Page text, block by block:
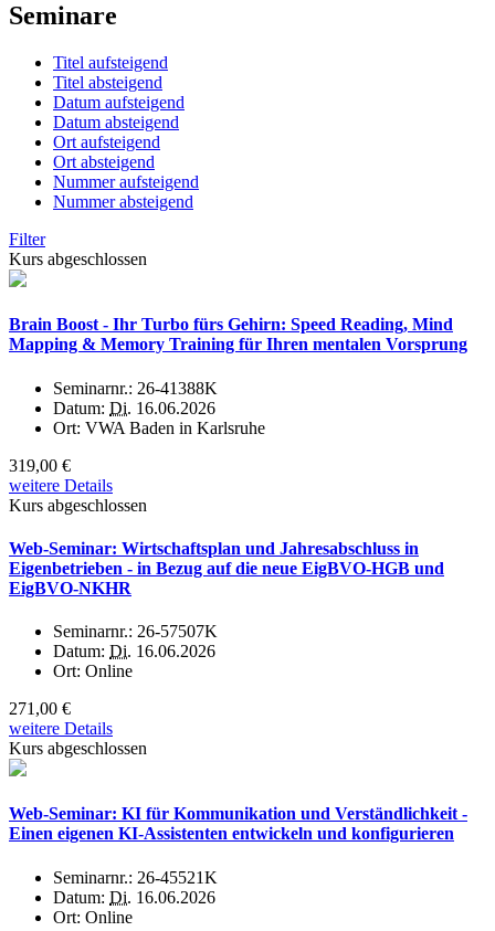
Seminare
Titel aufsteigend
Titel absteigend
Datum aufsteigend
Datum absteigend
Ort aufsteigend
Ort absteigend
Nummer aufsteigend
Nummer absteigend
Filter
Kurs abgeschlossen
Brain Boost - Ihr Turbo fürs Gehirn: Speed Reading, Mind
Mapping & Memory Training für Ihren mentalen Vorsprung
Seminarnr.: 26-41388K
Datum: Di. 16.06.2026
Ort: VWA Baden in Karlsruhe
319,00 €
weitere Details
Kurs abgeschlossen
Web-Seminar: Wirtschaftsplan und Jahresabschluss in
Eigenbetrieben - in Bezug auf die neue EigBVO-HGB und
EigBVO-NKHR
Seminarnr.: 26-57507K
Datum: Di. 16.06.2026
Ort: Online
271,00 €
weitere Details
Kurs abgeschlossen
Web-Seminar: KI für Kommunikation und Verständlichkeit -
Einen eigenen KI-Assistenten entwickeln und konfigurieren
Seminarnr.: 26-45521K
Datum: Di. 16.06.2026
Ort: Online